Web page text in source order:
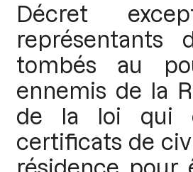
Décret
représentants
tombés au
ennemis de la
de la loi qui
certificats de